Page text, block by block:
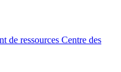
de ressources Centre des